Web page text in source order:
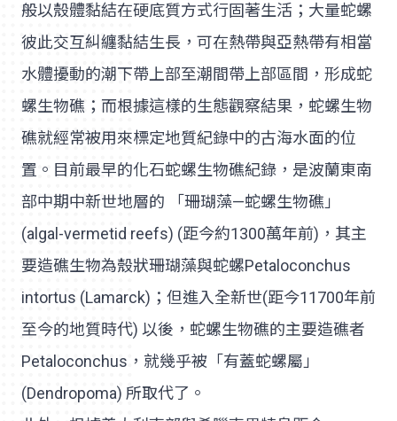
般以殼體黏結在硬底質方式行固著生活；大量蛇螺
彼此交互糾纏黏結生長，可在熱帶與亞熱帶有相當
水體擾動的潮下帶上部至潮間帶上部區間，形成蛇
螺生物礁；而根據這樣的生態觀察結果，蛇螺生物
礁就經常被用來標定地質紀錄中的古海水面的位
置。目前最早的化石蛇螺生物礁紀錄，是波蘭東南
部中期中新世地層的 「珊瑚藻—蛇螺生物礁」
(algal-vermetid reefs) (距今約1300萬年前)，其主
要造礁生物為殼狀珊瑚藻與蛇螺Petaloconchus
intortus (Lamarck)；但進入全新世(距今11700年前
至今的地質時代) 以後，蛇螺生物礁的主要造礁者
Petaloconchus，就幾乎被「有蓋蛇螺屬」
(Dendropoma) 所取代了。